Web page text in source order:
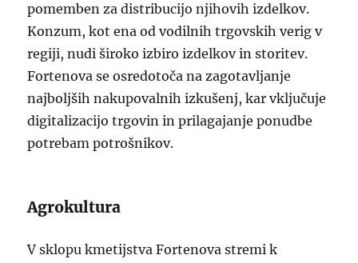
pomemben za distribucijo njihovih izdelkov.
Konzum, kot ena od vodilnih trgovskih verig v
regiji, nudi široko izbiro izdelkov in storitev.
Fortenova se osredotoča na zagotavljanje
najboljših nakupovalnih izkušenj, kar vključuje
digitalizacijo trgovin in prilagajanje ponudbe
potrebam potrošnikov.
Agrokultura
V sklopu kmetijstva Fortenova stremi k